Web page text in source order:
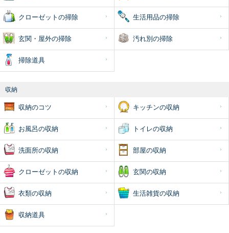
クローゼットの掃除 生活用品の掃除
玄関・屋外の掃除 汚れ別の掃除
掃除道具
収納
収納のコツ キッチンの収納
お風呂の収納 トイレの収納
洗面所の収納 部屋の収納
クローゼットの収納 玄関の収納
衣類の収納 生活雑貨の収納
収納道具